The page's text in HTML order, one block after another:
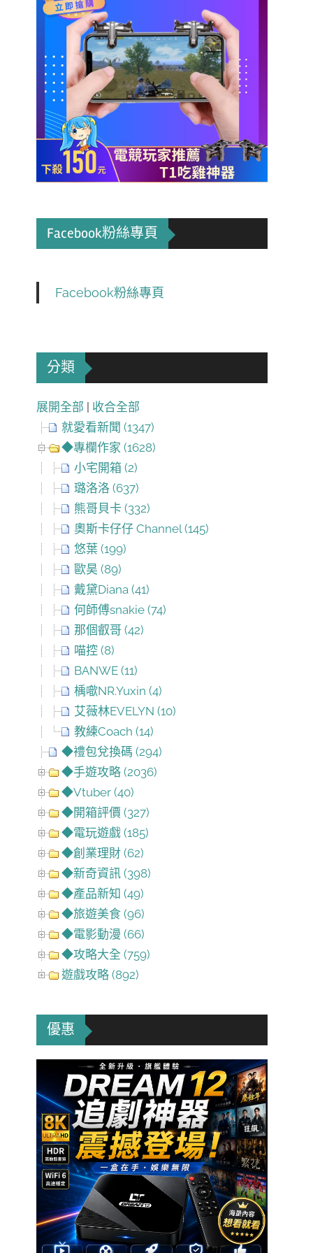
Facebook粉絲專頁
Facebook粉絲專頁
分類
展開全部 | 收合全部
就愛看新聞 (1347)
◆專欄作家 (1628)
小宅開箱 (2)
璐洛洛 (637)
熊哥貝卡 (332)
奧斯卡仔仔 Channel (145)
悠葉 (199)
歐昊 (89)
戴黛Diana (41)
何師傅snakie (74)
那個叡哥 (42)
喵控 (8)
BANWE (11)
楀噷NR.Yuxin (4)
艾薇林EVELYN (10)
教練Coach (14)
◆禮包兌換碼 (294)
◆手遊攻略 (2036)
◆Vtuber (40)
◆開箱評價 (327)
◆電玩遊戲 (185)
◆創業理財 (62)
◆新奇資訊 (398)
◆產品新知 (49)
◆旅遊美食 (96)
◆電影動漫 (66)
◆攻略大全 (759)
遊戲攻略 (892)
優惠